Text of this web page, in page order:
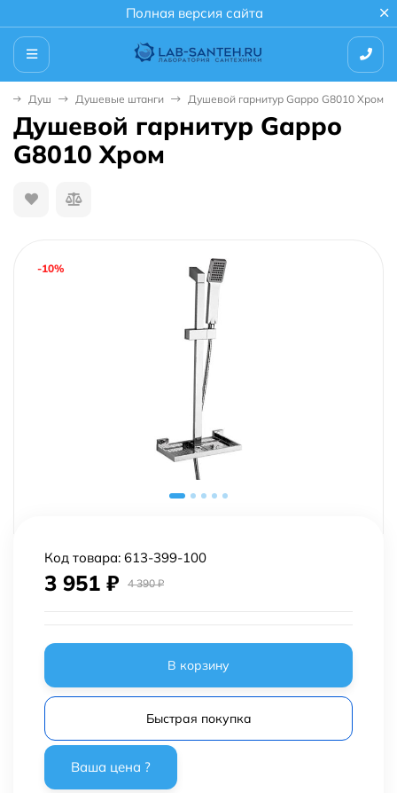
Полная версия сайта
Душ Душевые штанги Душевой гарнитур Gappo G8010 Хром
Душевой гарнитур Gappo
G8010 Хром
-10%
Код товара: 613-399-100
3 951 ₽ 4 390₽
В корзину
Быстрая покупка